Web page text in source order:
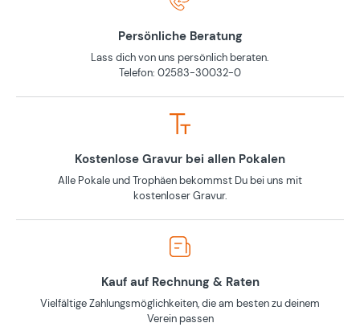
Persönliche Beratung
Lass dich von uns persönlich beraten.
Telefon: 02583-30032-0
Kostenlose Gravur bei allen Pokalen
Alle Pokale und Trophäen bekommst Du bei uns mit
kostenloser Gravur.
Kauf auf Rechnung & Raten
Vielfältige Zahlungsmöglichkeiten, die am besten zu deinem
Verein passen